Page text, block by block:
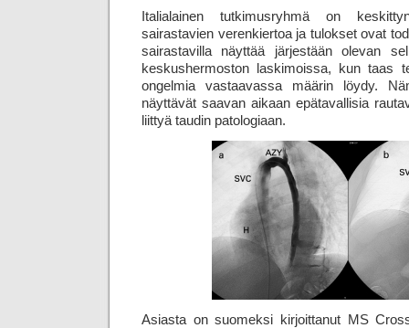
Italialainen tutkimusryhmä on
sairastavien verenkiertoa ja tulokset ovat
sairastavilla näyttää järjestään olevan
keskushermoston laskimoissa, kun taas
ongelmia vastaavassa määrin löydy.
näyttävät saavan aikaan epätavallisia
liittyä taudin patologiaan.
Asiasta on suomeksi kirjoittanut MS